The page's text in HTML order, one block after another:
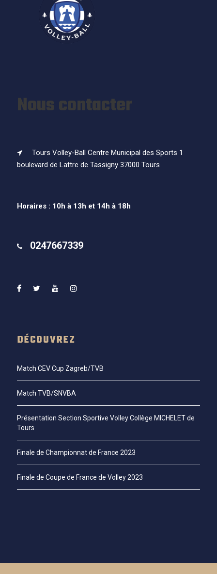
Nous contacter
Tours Volley-Ball Centre Municipal des Sports 1
boulevard de Lattre de Tassigny 37000 Tours
Horaires : 10h à 13h et 14h à 18h
0247667339
DÉCOUVREZ
Match CEV Cup Zagreb/TVB
Match TVB/SNVBA
Présentation Section Sportive Volley Collège MICHELET de
Tours
Finale de Championnat de France 2023
Finale de Coupe de France de Volley 2023